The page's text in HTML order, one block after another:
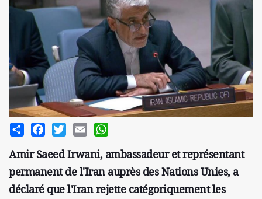
Share FacebookTwitterEmail
Amir Saeed Irwani, ambassadeur et représentant
permanent de l'Iran auprès des Nations Unies, a
déclaré que l'Iran rejette catégoriquement les